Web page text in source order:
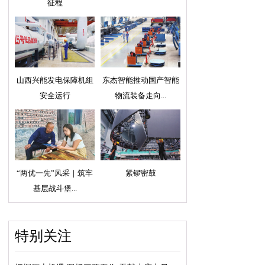
征程
山西兴能发电保障机组
安全运行
东杰智能推动国产智能
物流装备走向...
“两优一先”风采｜筑牢
基层战斗堡...
紧锣密鼓
特别关注